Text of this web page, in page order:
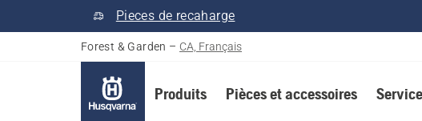
Pieces de recaharge
Forest & Garden – CA, Français
Produits Pièces et accessoires